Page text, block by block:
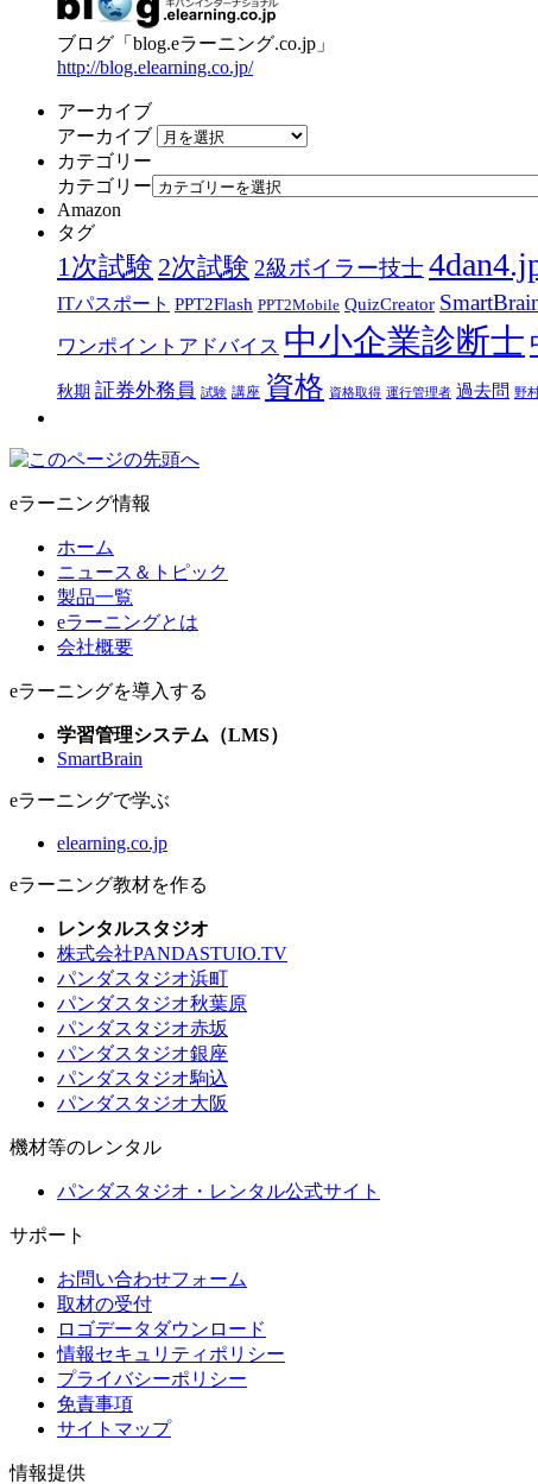
ブログ「blog.eラーニング.co.jp」
http://blog.elearning.co.jp/
アーカイブ
アーカイブ
カテゴリー
カテゴリー
Amazon
タグ
1次試験 2次試験 2級ボイラー技士
ITパスポート PPT2Flash PPT2Mobile QuizCreator
ワンポイントアドバイス 中小企業診断士
秋期 証券外務員 試験 講座 資格 資格取得 運行管理者 過去問 野
eラーニング情報
ホーム
ニュース＆トピック
製品一覧
eラーニングとは
会社概要
eラーニングを導入する
学習管理システム（LMS）
SmartBrain
eラーニングで学ぶ
elearning.co.jp
eラーニング教材を作る
レンタルスタジオ
株式会社PANDASTUIO.TV
パンダスタジオ浜町
パンダスタジオ秋葉原
パンダスタジオ赤坂
パンダスタジオ銀座
パンダスタジオ駒込
パンダスタジオ大阪
機材等のレンタル
パンダスタジオ・レンタル公式サイト
サポート
お問い合わせフォーム
取材の受付
ロゴデータダウンロード
情報セキュリティポリシー
プライバシーポリシー
免責事項
サイトマップ
情報提供